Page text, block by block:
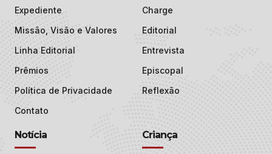
Expediente
Missão, Visão e Valores
Linha Editorial
Prêmios
Política de Privacidade
Contato
Charge
Editorial
Entrevista
Episcopal
Reflexão
Notícia Criança